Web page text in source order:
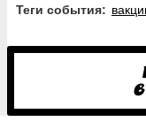
Теги события: